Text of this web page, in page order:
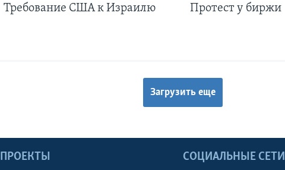
Требование США к Израилю
Протест у биржи
Загрузить еще
СОЦИАЛЬНЫЕ СЕТИ
ПРОЕКТЫ